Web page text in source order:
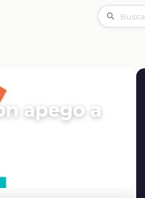
apego a